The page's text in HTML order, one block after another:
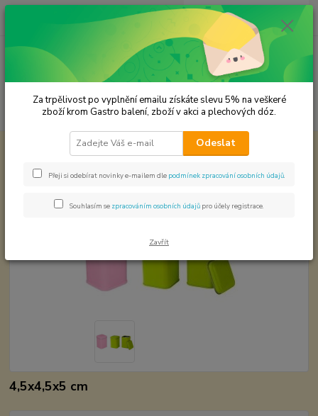
Menu
Hledat
ks
za 0,00 Kč
Plechové dózy - kořenky Plechová kořenka hranatá
Plechová kořenka hranatá
4,5x4,5x5 cm
Za trpělivost po vyplnění emailu získáte slevu 5% na veškeré
zboží krom Gastro balení, zboží v akci a plechových dóz.
Odeslat
Přeji si odebírat novinky e-mailem dle podmínek zpracování osobních údajů
Souhlasím se zpracováním osobních údajů pro účely registrace.
Zavřít